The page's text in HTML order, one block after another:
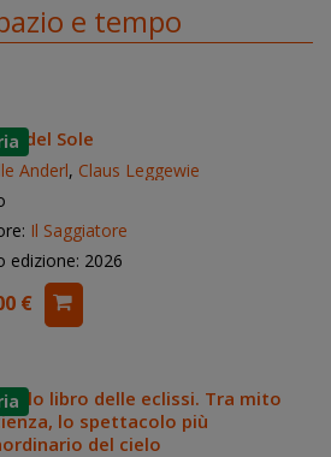
e tempo
del Sole
Anderl, Claus Leggewie
Il Saggiatore
edizione: 2026
€
libro delle eclissi. Tra mito
lo spettacolo più
del cielo